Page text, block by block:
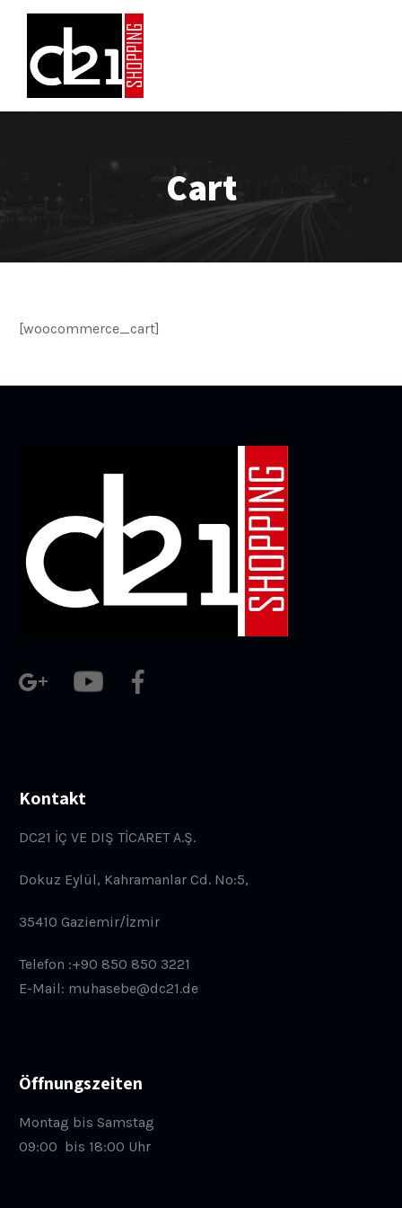
Cart
[woocommerce_cart]
Kontakt
DC21 İÇ VE DIŞ TİCARET A.Ş.
Dokuz Eylül, Kahramanlar Cd. No:5,
35410 Gaziemir/İzmir
Telefon :+90 850 850 3221
E-Mail: muhasebe@dc21.de
Öffnungszeiten
Montag bis Samstag
09:00 bis 18:00 Uhr